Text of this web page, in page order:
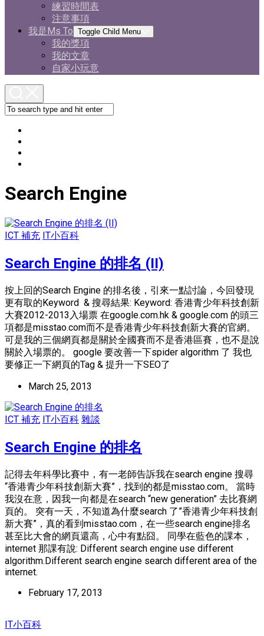
練習時間表
注意事項
我是Ms To Toggle Child Menu
我的獎項
我的文章
自家小玩意
Search Engine
ICT 補充 IT小百科
Search Engine 的排名 (II)
按上回的Search Engine 的排名後，引來一點討論，今回發現
更有取的Keyword & 搜尋結果: Keyword: 香港青少年科技創新
大賽2012-2013入場票 在google.com.hk & google.com 的頭三
項都是misstao.com而不是香港青少年科技創新大賽的官網。
可是我的三個網頁都是關於全國賽而不是香港區賽，也不是說
關於入場票的。 google 要改善一下spider algorithm 了 我也
要修正一下網頁的Tag & 提升一下SEO了
March 25, 2013
ICT 補充 IT小百科 雜談
Search Engine 的排名
記得去年科學比賽中，有一老師告訴我在search engine 搜尋
“香港青少年科技創新大賽”，找到的都是misstao.com。 當時
我沒在意，因我一向都是在search “new generation” 去比賽網
頁的。 突有一天，不知道為什麼search 了”香港青少年科技創
新大賽”，真的看到misstao.com，在一些search engine排名
甚至比大會的網頁還高，心中有點囧。 同學在藍色的課本，
internet 那課有說: Different search engine use different
algorithm.Different search engine search different area of the
internet.
February 17, 2013
IT小百科